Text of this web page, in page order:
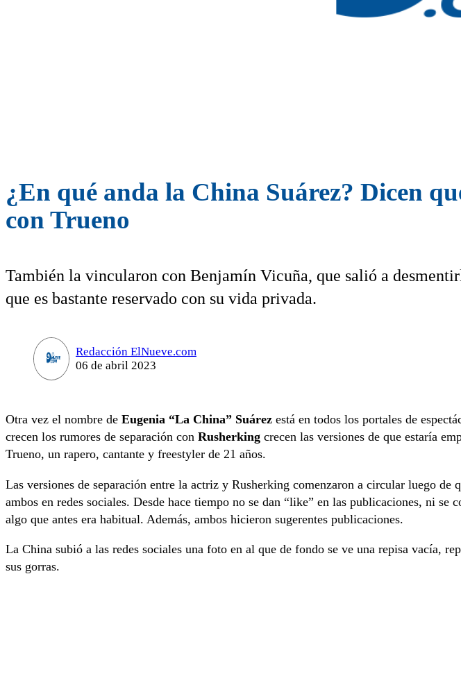
¿En qué anda la China Suárez? Dicen
con Trueno
También la vincularon con Benjamín Vicuña, que salió a
que es bastante reservado con su vida privada.
Redacción ElNueve.com
06 de abril 2023
Otra vez el nombre de Eugenia “La China” Suárez está en todos los portales de
crecen los rumores de separación con Rusherking crecen las versiones de que estaría
Trueno, un rapero, cantante y freestyler de 21 años.
​​​Las versiones de separación entre la actriz y Rusherking comenzaron a circular luego de
ambos en redes sociales. Desde hace tiempo no se dan “like” en las publicaciones, ni se
algo que antes era habitual. Además, ambos hicieron sugerentes publicaciones.
La China subió a las redes sociales una foto en al que de fondo se ve una repisa vacía,
sus gorras.